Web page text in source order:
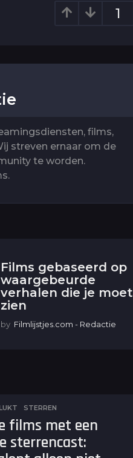
1
films,
streven ernaar om de
te worden.
Films gebaseerd op
waargebeurde
verhalen die je moet
zien
by Filmlijstjes.com - Redactie
,STERREN
films met een
sterrencast: